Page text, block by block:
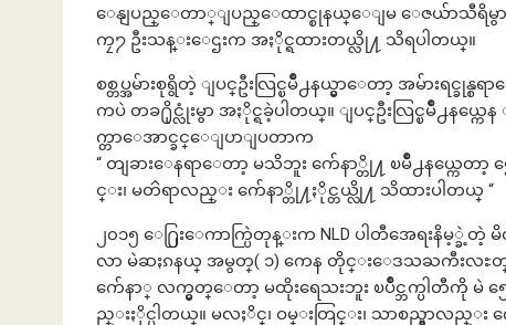
ေနျပည္ေတာ္ျပည္ေထာင္စုနယ္ေျမ ေဇယ်ာသီရိမွာ
ကၠ႒ ဦးသန္းေဌးက အႏိုင္ရထားတယ္လို႔ သိရပါတယ္။
စစ္တပ္အမ်ားစုရွိတဲ့ ျပင္ဦးလြင္ၿမိဳ႕နယ္မွာေတာ့ အမ်ားရင္ခုန္
ကပဲ တခ႐ိုင္လုံးမွာ အႏိုင္ရခဲ့ပါတယ္။ ျပင္ဦးလြင္ၿမိဳ႕နယ္က
က္တာေအာင္ခင္ေျပာျပတာက
“ တျခားေနရာေတာ့ မသိဘူး က်ေနာ္တို႔ ၿမိဳ႕နယ္ကေတာ့
င္း၊ မတၳရာလည္း က်ေနာ္တို႔ႏိုင္တယ္လို႔ သိထားပါတယ္ “
၂၀၁၅ ေ႐ြးေကာက္ပြဲတုန္းက NLD ပါတီအေရးနိမ့္ခဲ့တဲ့
လာ မဲဆႏၵနယ္ အမွတ္( ၁) ကေန တိုင္းေဒသႀကီးလႊတ္ေတာ္
က်ေနာ္ လက္မွတ္ေတာ့ မထိုးရေသးဘူး ၿပိဳင္ဘက္ပါတီကို မဲ ၅
ည္းႏိုင္ပါတယ္။ မလႈိင္၊ ဝမ္းတြင္း၊ သာစည္မွာလည္း